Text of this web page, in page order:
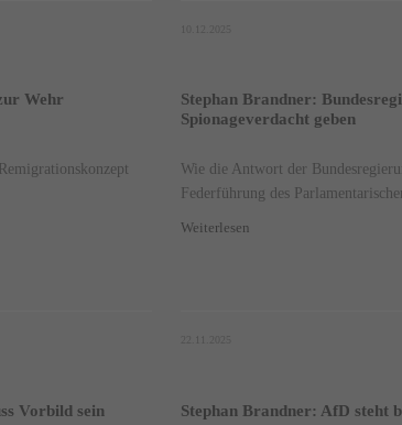
Wehr
Stephan Brandner:
Spionageverdacht geben
Wie die Antwort der
Federführung des
Weiterlesen
Vorbild sein Stephan Brandner: AfD steht